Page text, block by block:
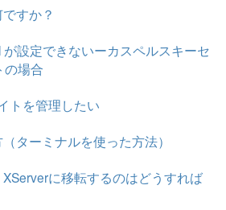
すか？
が設定できないーカスペルスキーセ
の場合
トを管理したい
ターミナルを使った方法）
に移転するのはどうすれば